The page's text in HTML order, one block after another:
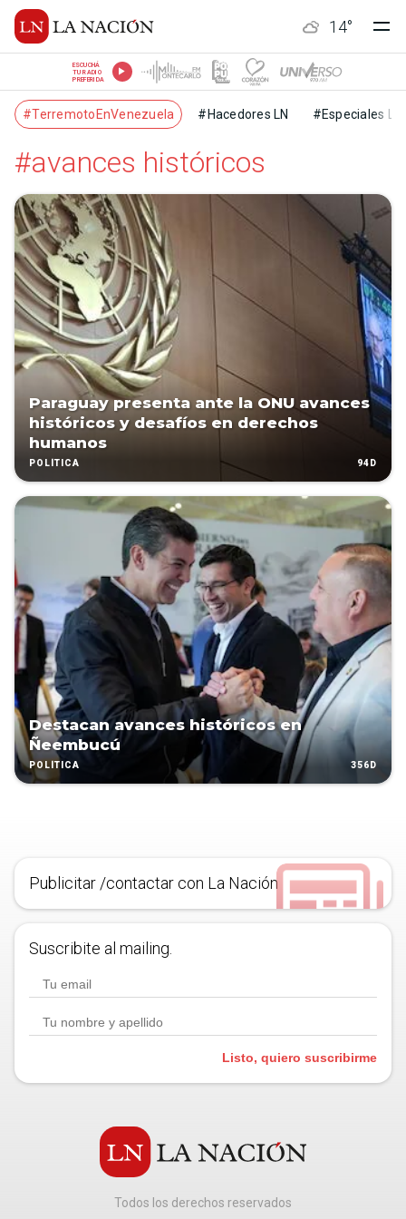
14°
ESCUCHÁ
TU RADIO
PREFERIDA
#TerremotoEnVenezuela #Hacedores LN #Especiales LN
#avances históricos
Paraguay presenta ante la ONU avances
históricos y desafíos en derechos
humanos
POLÍTICA 94D
Destacan avances históricos en
Ñeembucú
POLÍTICA 356D
Publicitar /contactar con La Nación
Suscribite al mailing.
Listo, quiero suscribirme
Todos los derechos reservados